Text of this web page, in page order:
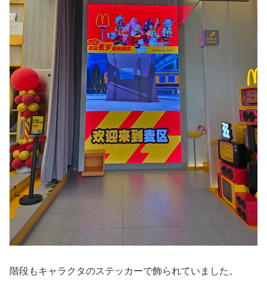
階段もキャラクタのステッカーで飾られていました。